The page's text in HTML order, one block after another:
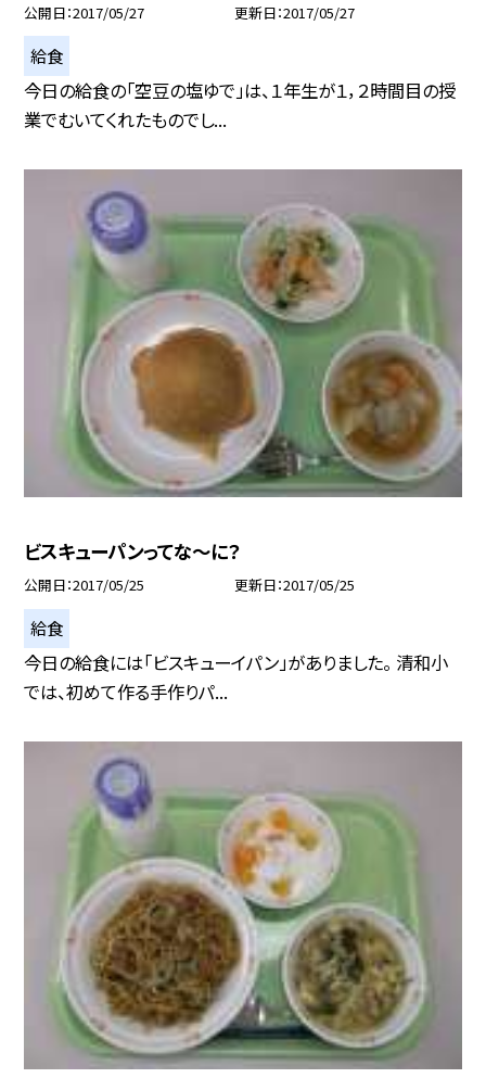
公開日 2017/05/27 更新日 2017/05/27
給食
今日の給食の「空豆の塩ゆで」は、１年生が１，２時間目の授
業でむいてくれたものでし...
ビスキューパンってな〜に？
公開日 2017/05/25 更新日 2017/05/25
給食
今日の給食には「ビスキューイパン」がありました。 清和小
では、初めて作る手作りパ...